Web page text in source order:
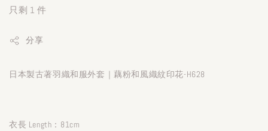
只剩 1 件
分享
日本製古著羽織和服外套｜藕粉和風織紋印花-H628
衣長 Length：81cm